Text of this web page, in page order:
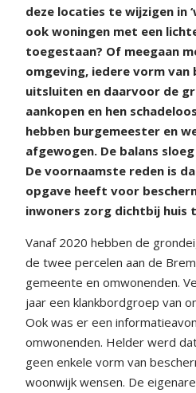
deze locaties te wijzigen in
ook woningen met een
toegestaan? Of meegaan
omgeving, iedere vorm van
uitsluiten en daarvoor de
aankopen en hen
hebben burgemeester en
afgewogen. De balans
De voornaamste reden is
opgave heeft voor
inwoners zorg dichtbij huis
Vanaf 2020 hebben de
de twee percelen aan de
gemeente en omwonenden.
jaar een klankbordgroep van
Ook was er een
omwonenden. Helder werd
geen enkele vorm van
woonwijk wensen. De